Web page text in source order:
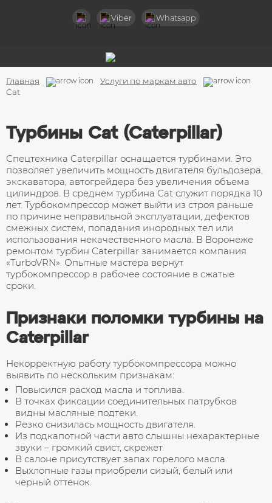
Viber Whatsapp
Диагностика турбин
Чистка турбокомпрессоров
Ремонт турбин легковых авто
Ремонт турбин грузовых авто
Ремонт турбин спецтехники
Ремонт актуаторов турбин
Замена горячей части компрессора
Снятие и установка турбин
Ремонт геометрии турбины
Главная
Услуги по маркам авто
Cat
Турбины Cat (Caterpillar)
Спецтехника Caterpillar оснащается турбинами. Это
позволяет увеличить мощность двигателя бульдозера,
экскаватора, автогрейдера без увеличения объема
цилиндров. В среднем турбина Cat служит порядка 10
лет. Турбокомпрессор может выйти из строя раньше
по причине неправильной эксплуатации, дефектов
смежных систем, попадания инородных тел или
использования некачественного масла. В Воронеже
ремонтом турбин Caterpillar занимается компания
«TurboVRN». Опытные мастера вернут
турбокомпрессор в рабочее состояние в сжатые
сроки.
Признаки поломки турбины на
Caterpillar
Некорректную работу турбокомпрессора можно
выявить по нескольким признакам:
Повысился расход масла и топлива.
В точках фиксации соединительных патрубков
видны масляные подтеки.
Резко снизилась мощность двигателя.
Из подкапотной части авто слышны нехарактерные
звуки – громкий свист, скрежет.
В салоне присутствует запах горелого масла.
Выхлопные газы приобрели сизый, белый или
черный оттенок.